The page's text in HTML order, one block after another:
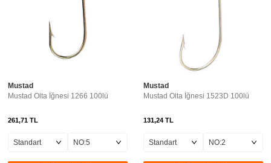
Mustad
Mustad Olta İğnesi 1266 100lü
261,71 TL
Mustad
Mustad Olta İğnesi 1523D 100lü
131,24 TL